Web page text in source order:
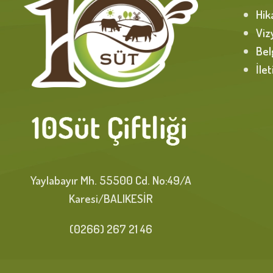
Yaylabayır Mh. 55500 Cd. No:49/A
Karesi/BALIKESİR
(0266) 267 21 46